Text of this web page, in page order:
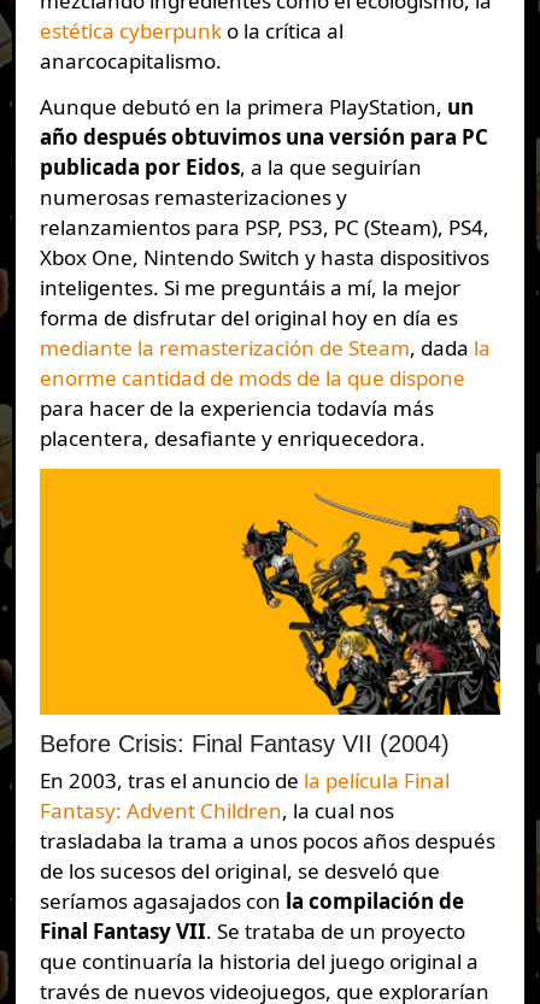
estética cyberpunko la crítica al
anarcocapitalismo.
Aunque debutó en la primera PlayStation, un
año después obtuvimos una versión para PC
publicada por Eidos, a la que seguirían
numerosas remasterizaciones y
relanzamientos para PSP, PS3, PC (Steam), PS4,
Xbox One, Nintendo Switch y hasta dispositivos
inteligentes. Si me preguntáis a mí, la mejor
forma de disfrutar del original hoy en día es
mediante la remasterización de Steam, dada la
enorme cantidad de mods de la que dispone
para hacer de la experiencia todavía más
placentera, desafiante y enriquecedora.
Before Crisis: Final Fantasy VII (2004)
En 2003, tras el anuncio de la película Final
Fantasy: Advent Children, la cual nos
trasladaba la trama a unos pocos años después
de los sucesos del original, se desveló que
seríamos agasajados con la compilación de
Final Fantasy VII. Se trataba de un proyecto
que continuaría la historia del juego original a
través de nuevos videojuegos, que explorarían